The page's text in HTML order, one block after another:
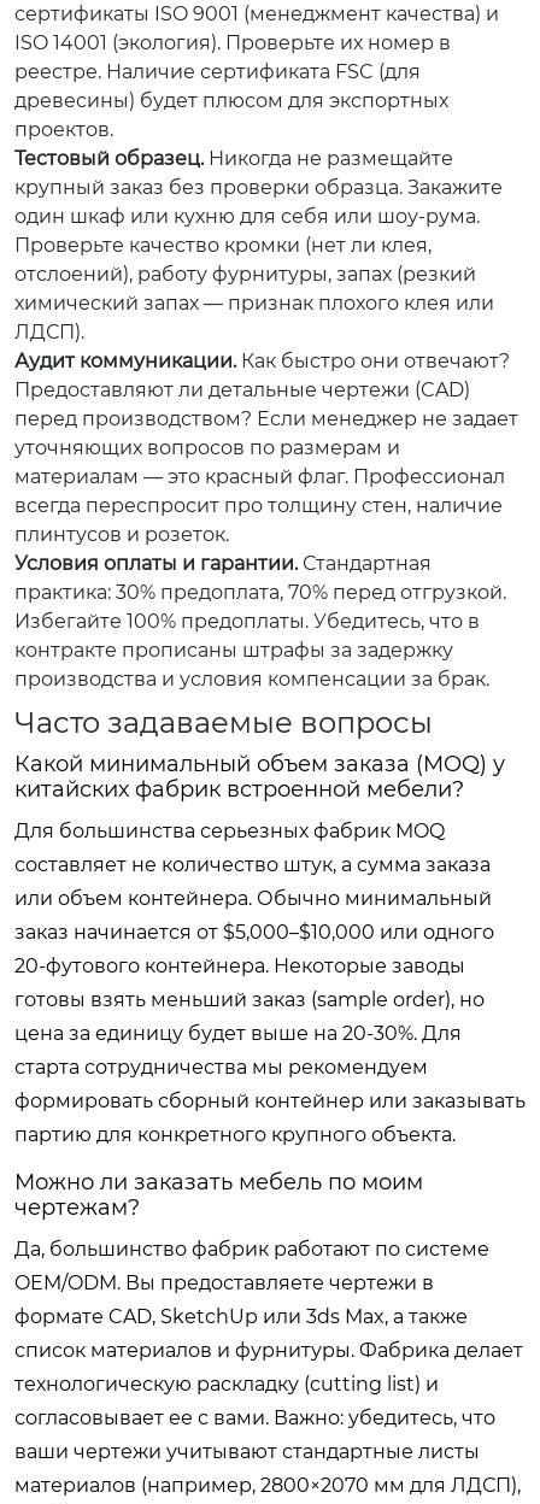
сертификаты ISO 9001 (менеджмент качества) и
ISO 14001 (экология). Проверьте их номер в
реестре. Наличие сертификата FSC (для
древесины) будет плюсом для экспортных
проектов.
Тестовый образец.Никогда не размещайте
крупный заказ без проверки образца. Закажите
один шкаф или кухню для себя или шоу-рума.
Проверьте качество кромки (нет ли клея,
отслоений), работу фурнитуры, запах (резкий
химический запах — признак плохого клея или
ЛДСП).
Аудит коммуникации.Как быстро они отвечают?
Предоставляют ли детальные чертежи (CAD)
перед производством? Если менеджер не задает
уточняющих вопросов по размерам и
материалам — это красный флаг. Профессионал
всегда переспросит про толщину стен, наличие
плинтусов и розеток.
Условия оплаты и гарантии.Стандартная
практика: 30% предоплата, 70% перед отгрузкой.
Избегайте 100% предоплаты. Убедитесь, что в
контракте прописаны штрафы за задержку
производства и условия компенсации за брак.
Часто задаваемые вопросы
Какой минимальный объем заказа (MOQ) у
китайских фабрик встроенной мебели?
Для большинства серьезных фабрик MOQ
составляет не количество штук, а сумма заказа
или объем контейнера. Обычно минимальный
заказ начинается от $5,000–$10,000 или одного
20-футового контейнера. Некоторые заводы
готовы взять меньший заказ (sample order), но
цена за единицу будет выше на 20-30%. Для
старта сотрудничества мы рекомендуем
формировать сборный контейнер или заказывать
партию для конкретного крупного объекта.
Можно ли заказать мебель по моим
чертежам?
Да, большинство фабрик работают по системе
OEM/ODM. Вы предоставляете чертежи в
формате CAD, SketchUp или 3ds Max, а также
список материалов и фурнитуры. Фабрика делает
технологическую раскладку (cutting list) и
согласовывает ее с вами. Важно: убедитесь, что
ваши чертежи учитывают стандартные листы
материалов (например, 2800×2070 мм для ЛДСП),